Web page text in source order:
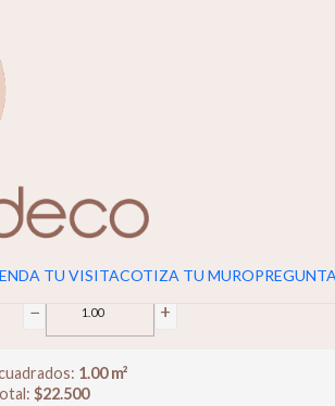
TU VISITACOTIZA TU MURO
perfecto, considerar sumar 5cm extra al ancho y
− +
1.00m²
$22.500